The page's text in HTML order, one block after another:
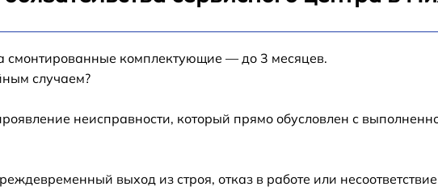
(батареи) iMac 24 2009 от 30 мин
(видеокарты) iMac 24
смонтированные комплектующие — до 3 месяцев.
случаем?
неисправности, который прямо обусловлен с
выход из строя, отказ в работе или